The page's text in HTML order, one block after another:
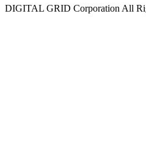
DIGITAL GRID Corporation All